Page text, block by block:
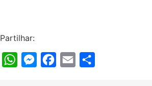
Partilhar:
WhatsAppMessengerFacebook
Email